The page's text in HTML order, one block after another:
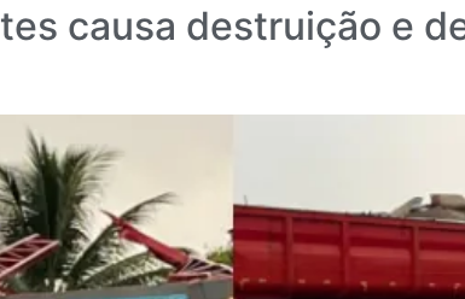
causa destruição e